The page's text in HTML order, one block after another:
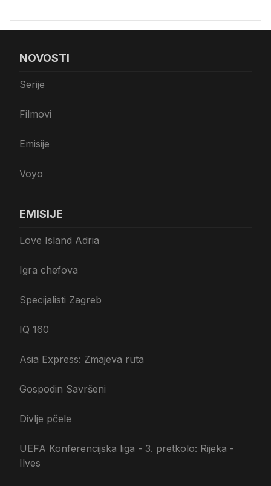
NOVOSTI
Serije
Filmovi
Emisije
Voyo
EMISIJE
Love Island Adria
Igra chefova
Specijalisti Zagreb
IQ 160
Asia Express: Zmajeva ruta
Gospodin Savršeni
Divlje pčele
UEFA Konferencijska liga - 3. pretkolo: Rijeka -
Ilves